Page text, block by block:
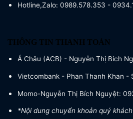
Hotline,Zalo: 0989.578.353 -
THÔNG TIN THANH TOÁN
Á Châu (ACB) - Nguyễn Thị Bích
Vietcombank - Phan Thanh Khan -
Momo-Nguyễn Thị Bích Nguyệt:
*Nội dung chuyển khoản quý